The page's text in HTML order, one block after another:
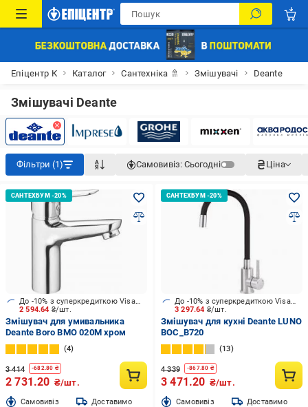
Епіцентр К Каталог Сантехніка 🚿 Змішувачі Deante
Змішувачі Deante
Фільтри (1) Самовивіз: Сьогодні Ціна
2 594.64 ₴/шт.
До -10% з суперкредиткою Visa Вигода
Змішувач для умивальника
Deante Boro BMO 020M хром
4
3 414 -682.80 ₴
2 731.20 ₴/шт.
Cамовивіз Доставимо
3 297.64 ₴/шт.
До -10% з суперкредиткою Visa Вигода
Змішувач для кухні Deante LUNO
BOC_B720
13
4 339 -867.80 ₴
3 471.20 ₴/шт.
Cамовивіз Доставимо